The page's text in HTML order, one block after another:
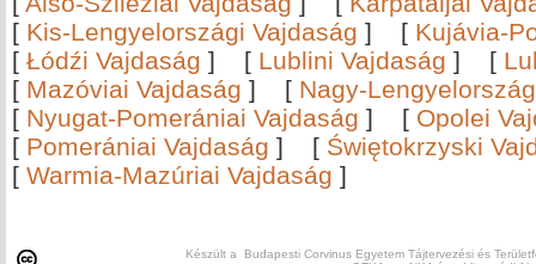
[ Kis-Lengyelországi Vajdaság ] [ Kujávia-
[ Łódźi Vajdaság ] [ Lublini Vajdaság ] [
[ Mazóviai Vajdaság ] [ Nagy-
[ Nyugat-Pomerániai Vajdaság ] [ Opolei
[ Pomerániai Vajdaság ] [ Świętokrzyski
[ Warmia-Mazúriai Vajdaság ]
Készült a Budapesti Corvinus Egyetem Tájtervezési és